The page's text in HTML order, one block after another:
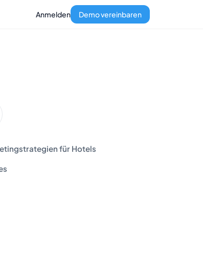
Anmelden Demo vereinbaren
für Hotels